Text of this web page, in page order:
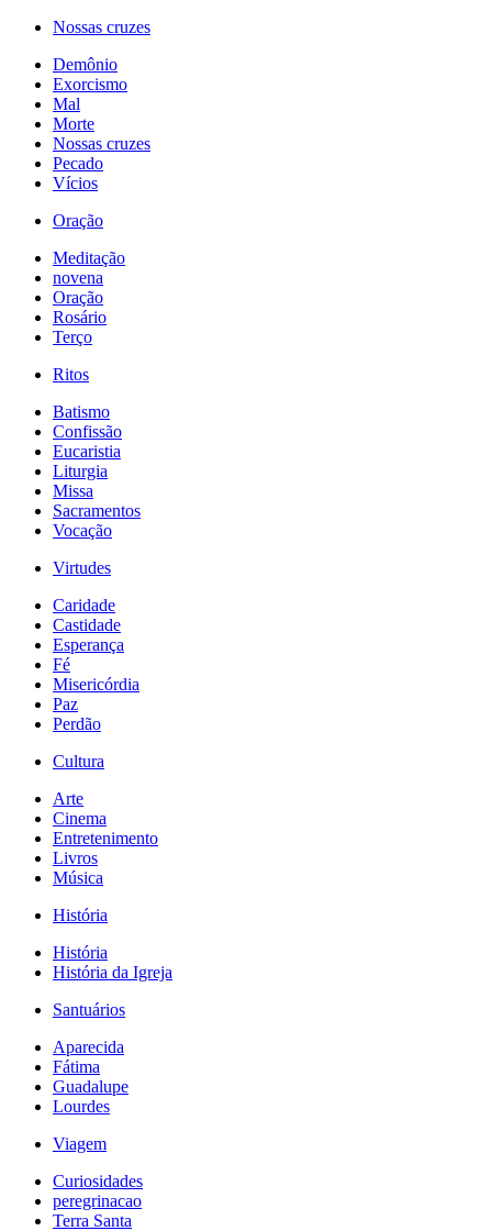
Nossas cruzes
Demônio
Exorcismo
Mal
Morte
Nossas cruzes
Pecado
Vícios
Oração
Meditação
novena
Oração
Rosário
Terço
Ritos
Batismo
Confissão
Eucaristia
Liturgia
Missa
Sacramentos
Vocação
Virtudes
Caridade
Castidade
Esperança
Fé
Misericórdia
Paz
Perdão
Cultura
Arte
Cinema
Entretenimento
Livros
Música
História
História
História da Igreja
Santuários
Aparecida
Fátima
Guadalupe
Lourdes
Viagem
Curiosidades
peregrinacao
Terra Santa